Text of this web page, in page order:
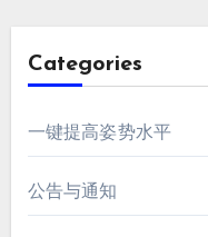
Categories
一键提高姿势水平
公告与通知